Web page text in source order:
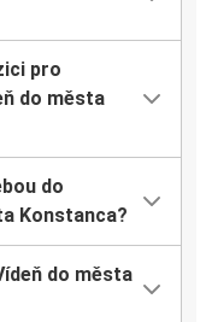
pro
do města
do
Konstanca?
do města